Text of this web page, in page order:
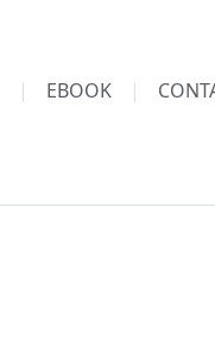
EBOOK